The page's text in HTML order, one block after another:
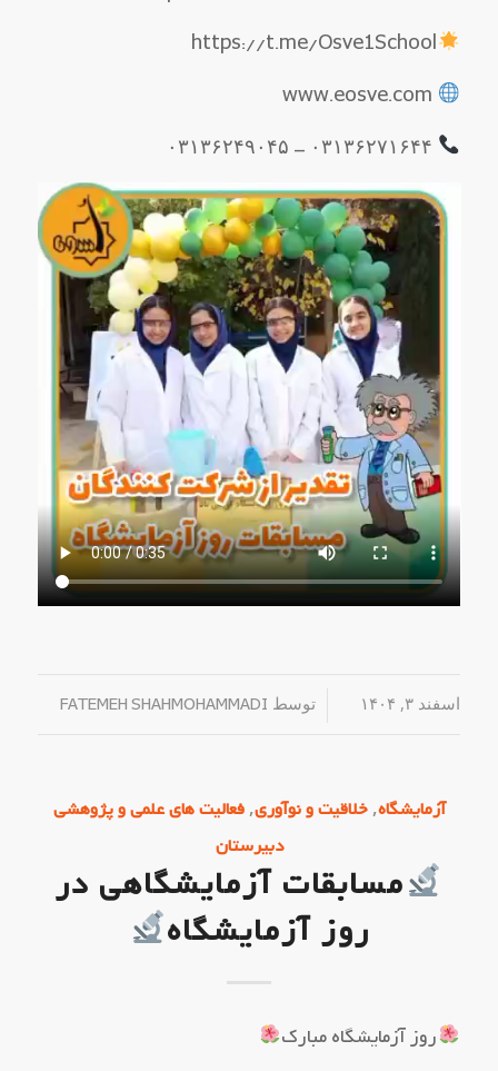
https://t.me/Osve1School
اسفند ۳, ۱۴۰۴ / توسط FATEMEH SHAHMOHAMMADI
آزمایشگاه,خلاقیت و نوآوری,فعالیت های علمی و پژوهشی
دبیرستان
مسابقات آزمایشگاهی در
روز آزمایشگاه
روز آزمایشگاه مبارک